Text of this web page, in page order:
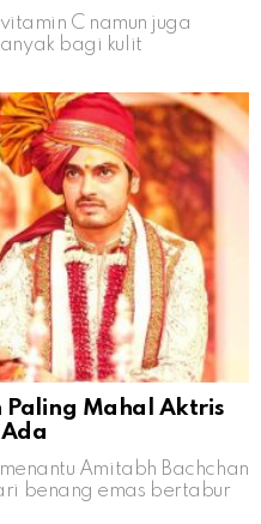
C namun juga
bagi kulit
Paling Mahal Aktris
Amitabh Bachchan
benang emas bertabur